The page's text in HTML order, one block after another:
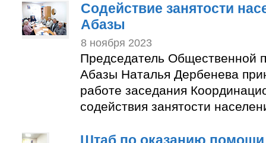
Содействие занятости
Абазы
8 ноября 2023
Председатель Общественной
Абазы Наталья Дербенева
работе заседания
содействия занятости